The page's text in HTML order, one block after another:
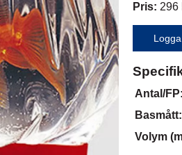
Pris: 296
Antal/FP:
Basmått:
Volym